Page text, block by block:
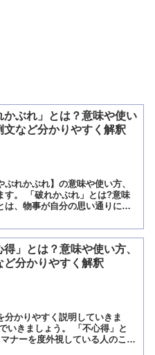
かぶれ」とは？意味や使い
文など分かりやすく解釈
れかぶれ】の意味や使い方、
す。 「破れかぶれ」とは?意味
は、物事が自分の思い通りにな
得」とは？意味や使い方、
ど分かりやすく解釈
分かりやすく説明していきま
いきましょう。 「不心得」と
ナーを度外視している人のこ